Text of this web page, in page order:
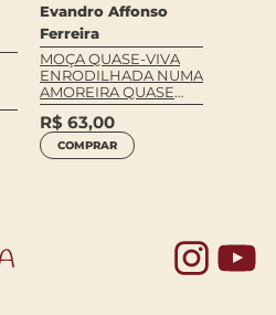
Evandro Affonso
Ferreira
MOÇA QUASE-VIVA
ENRODILHADA NUMA
AMOREIRA QUASE
MORTA
R$ 63,00
COMPRAR